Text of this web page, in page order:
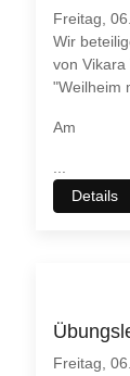
Freitag,
Wir
von Vikara
"Weilheim
Am
Details
Freitag,